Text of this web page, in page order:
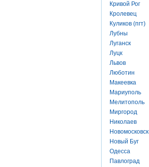
Кривой Рог
Кролевец
Куликов (пгт)
Лубны
Луганск
Луцк
Львов
Люботин
Макеевка
Мариуполь
Мелитополь
Миргород
Николаев
Новомосковск
Новый Буг
Одесса
Павлоград